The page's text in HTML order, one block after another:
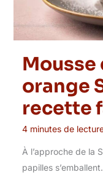
orange
recette
4 minutes de
À l’approche de la
papilles